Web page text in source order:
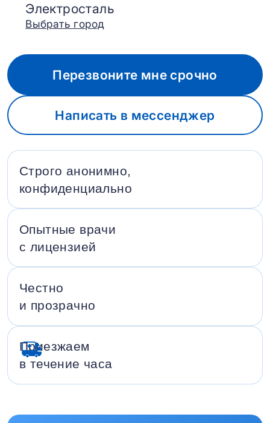
Электросталь
Выбрать город
Перезвоните мне срочно
Написать в мессенджер
Строго анонимно,
конфиденциально
Опытные врачи
с лицензией
Честно
и прозрачно
Приезжаем
в течение часа